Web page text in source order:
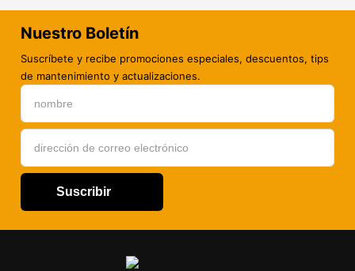
Nuestro Boletín
Suscríbete y recibe promociones especiales, descuentos, tips
de mantenimiento y actualizaciones.
Suscribir